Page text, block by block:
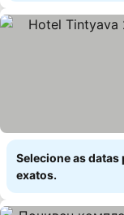
Selecione as
exatos.